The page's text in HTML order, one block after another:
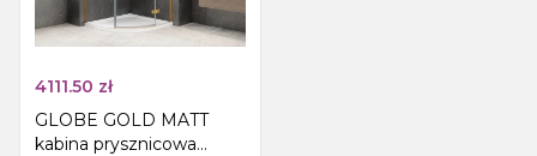
4111.50 zł
GLOBE GOLD MATT
kabina prysznicowa